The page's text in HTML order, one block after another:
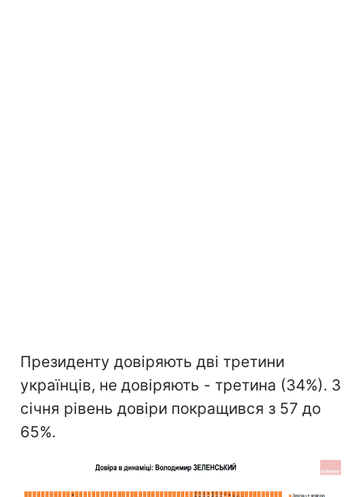
Президенту довіряють дві третини
українців, не довіряють - третина (34%). З
січня рівень довіри покращився з 57 до
65%.